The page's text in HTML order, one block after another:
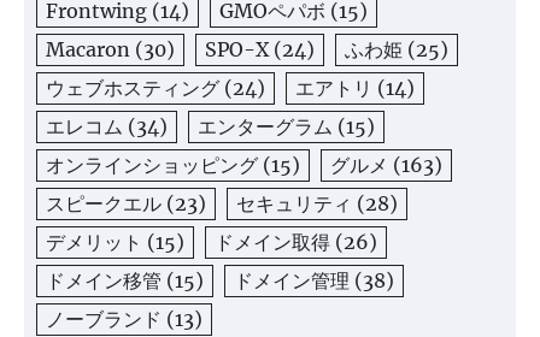
Frontwing (14) GMOペパボ (15)
Macaron (30) SPO-X(24) ふわ姫 (25)
ウェブホスティング (24) エアトリ (14)
エレコム (34) エンターグラム (15)
オンラインショッピング (15) グルメ (163)
スピークエル (23) セキュリティ (28)
デメリット (15) ドメイン取得 (26)
ドメイン移管 (15) ドメイン管理 (38)
ノーブランド (13)